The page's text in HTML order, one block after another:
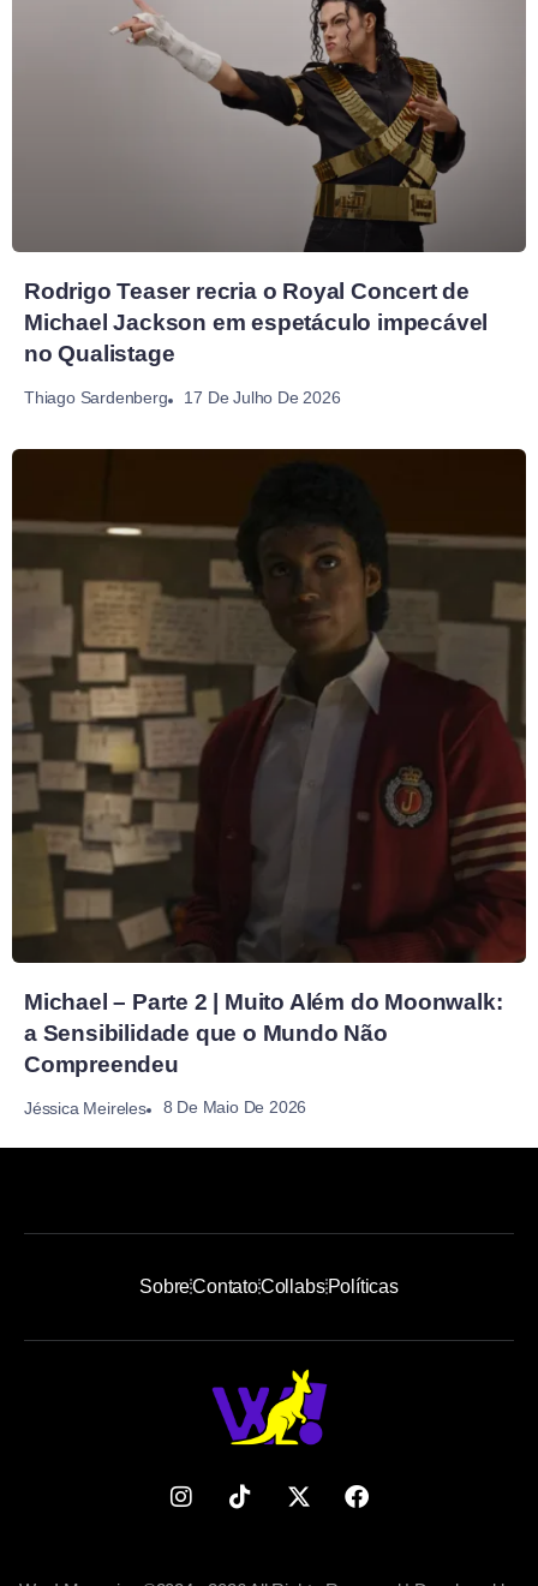
Rodrigo Teaser recria o Royal Concert de
Michael Jackson em espetáculo impecável
no Qualistage
Thiago Sardenberg 17 De Julho De 2026
Michael – Parte 2 | Muito Além do Moonwalk:
a Sensibilidade que o Mundo Não
Compreendeu
Jéssica Meireles 8 De Maio De 2026
SobreContatoCollabsPolíticas